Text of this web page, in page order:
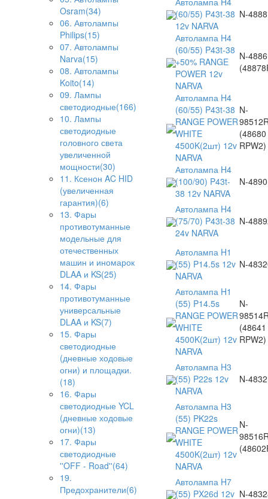
Osram(34)
06. Автолампы
Philips(15)
07. Автолампы
Narva(15)
08. Автолампы
Koito(14)
09. Лампы
светодиодные(166)
10. Лампы
светодиодные
головного света
увеличенной
мощности(30)
11. Ксенон AC HID
(увеличенная
гарантия)(6)
13. Фары
противотуманные
модельные для
отечественных
машин и иномарок
DLAA и KS(25)
14. Фары
противотуманные
универсальные
DLAA и KS(7)
15. Фары
светодиодные
(дневные ходовые
огни) и площадки.
(18)
16. Фары
светодиодные YCL
(дневные ходовые
огни)(13)
17. Фары
светодиодные
''OFF - Road''(64)
19.
Предохранители(6)
(60/55) P43t-38
12v NARVA
N-
Автолампа H4
(60/55) P43t-38
+50% RANGE
POWER 12v
NARVA
N-
Автолампа H4
(60/55) P43t-38
RANGE POWER
WHITE
4500K(2шт) 12v
NARVA
N-
(48680
RPW2)
Автолампа H4
(100/90) P43t-
38 12v NARVA
N-
Автолампа H4
(75/70) P43t-38
24v NARVA
N-
Автолампа H1
(55) P14.5s 12v
NARVA
N-
Автолампа H1
(55) P14.5s
RANGE POWER
WHITE
4500K(2шт) 12v
NARVA
N-
(48641
RPW2)
Автолампа H3
(55) P22s 12v
NARVA
N-
Автолампа H3
(55) PK22s
RANGE POWER
WHITE
4500K(2шт) 12v
NARVA
N-
Автолампа H7
(55) PX26d 12v N-